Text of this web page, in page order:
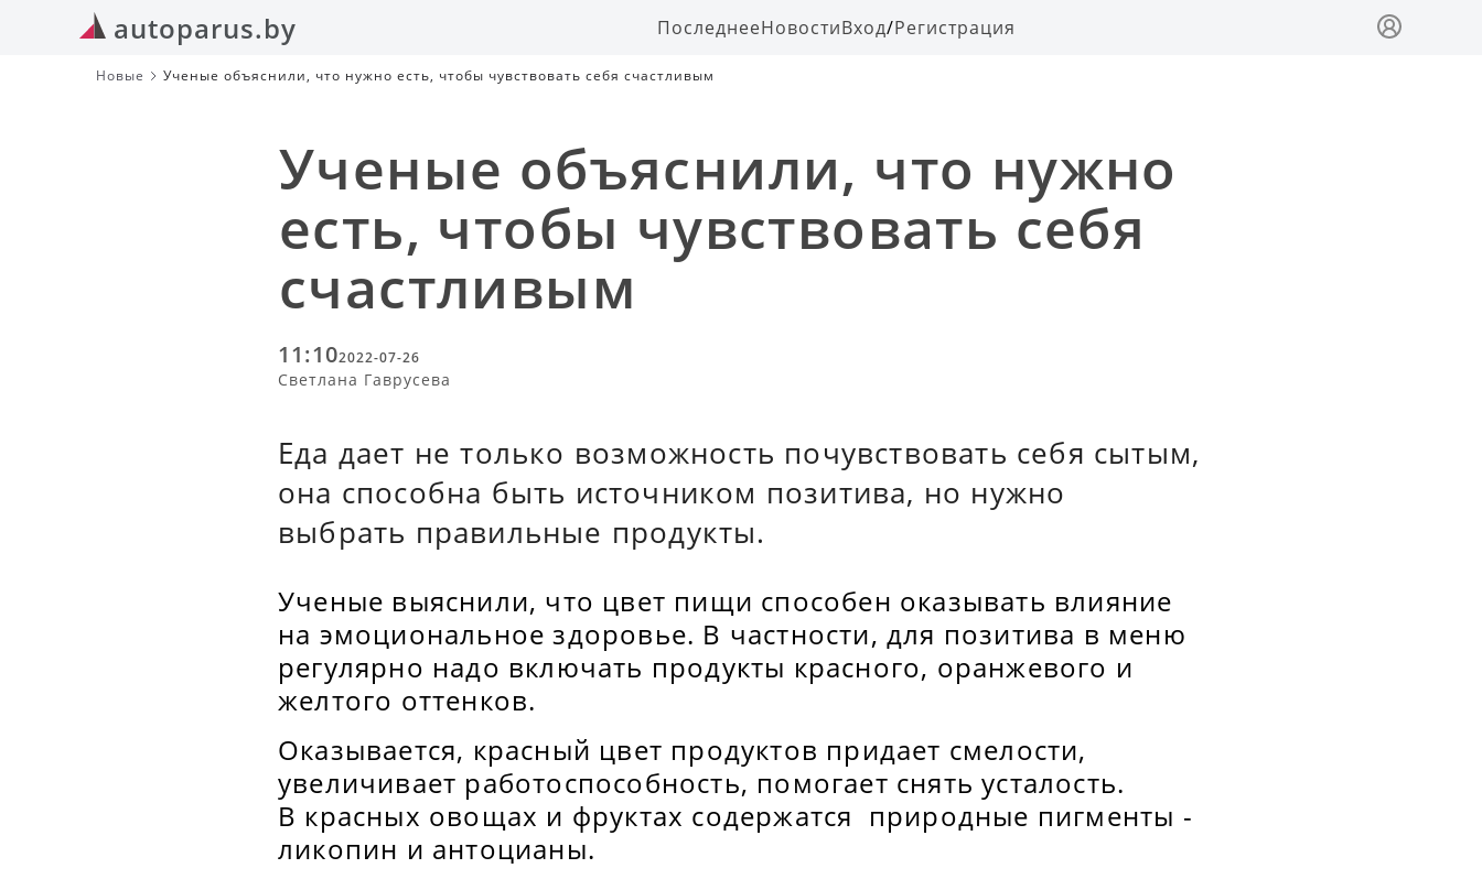
autoparus.by ПоследнееНовостиВход/Регистрация
Новые Ученые объяснили, что нужно есть, чтобы чувствовать себя счастливым
Ученые объяснили, что нужно
есть, чтобы чувствовать себя
счастливым
11:102022-07-26
Светлана Гаврусева
Еда дает не только возможность почувствовать себя сытым,
она способна быть источником позитива, но нужно
выбрать правильные продукты.
Ученые выяснили, что цвет пищи способен оказывать влияние
на эмоциональное здоровье. В частности, для позитива в меню
регулярно надо включать продукты красного, оранжевого и
желтого оттенков.
Оказывается, красный цвет продуктов придает смелости,
увеличивает работоспособность, помогает снять усталость.
В красных овощах и фруктах содержатся природные пигменты -
ликопин и антоцианы.